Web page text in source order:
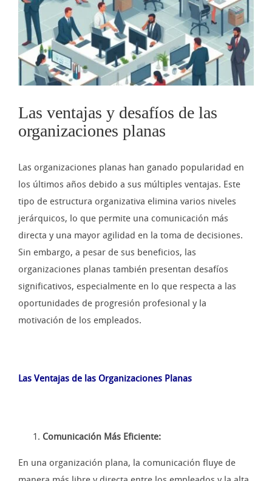
Las ventajas y desafíos de las
organizaciones planas
Las organizaciones planas han ganado popularidad en
los últimos años debido a sus múltiples ventajas. Este
tipo de estructura organizativa elimina varios niveles
jerárquicos, lo que permite una comunicación más
directa y una mayor agilidad en la toma de decisiones.
Sin embargo, a pesar de sus beneficios, las
organizaciones planas también presentan desafíos
significativos, especialmente en lo que respecta a las
oportunidades de progresión profesional y la
motivación de los empleados.
Las Ventajas de las Organizaciones Planas
Comunicación Más Eficiente:
En una organización plana, la comunicación fluye de